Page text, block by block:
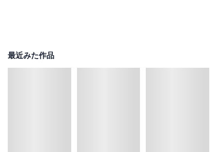
最近みた作品